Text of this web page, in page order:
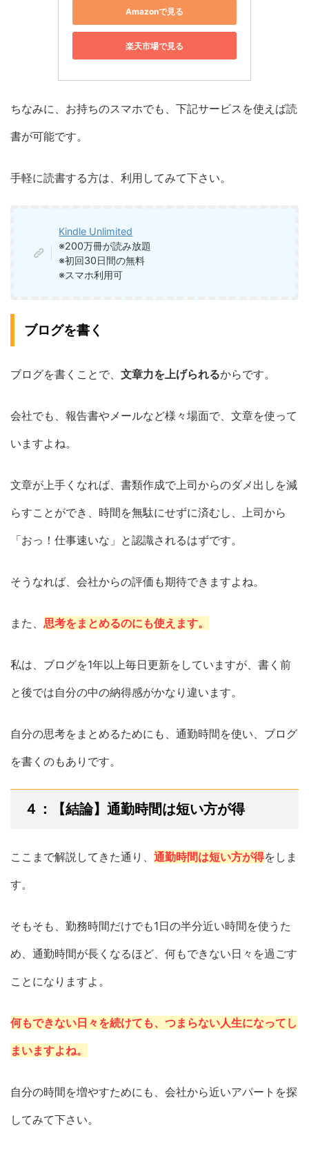
Amazonで見る
楽天市場で見る
ちなみに、お持ちのスマホでも、下記サービスを使えば読
書が可能です。
手軽に読書する方は、利用してみて下さい。
Kindle Unlimited
※200万冊が読み放題
※初回30日間の無料
※スマホ利用可
ブログを書く
ブログを書くことで、 文章力を上げられるからです。
会社でも、報告書やメールなど様々場面で、文章を使って
いますよね。
文章が上手くなれば、書類作成で上司からのダメ出しを減
らすことができ、時間を無駄にせずに済むし、上司から
「おっ！仕事速いな」と認識されるはずです。
そうなれば、会社からの評価も期待できますよね。
また、 思考をまとめるのにも使えます。
私は、ブログを1年以上毎日更新をしていますが、書く前
と後では自分の中の納得感がかなり違います。
自分の思考をまとめるためにも、通勤時間を使い、ブログ
を書くのもありです。
４：【結論】通勤時間は短い方が得
ここまで解説してきた通り、 通勤時間は短い方が得をしま
す。
そもそも、勤務時間だけでも1日の半分近い時間を使うた
め、通勤時間が長くなるほど、何もできない日々を過ごす
ことになりますよ。
何もできない日々を続けても、つまらない人生になってし
まいますよね。
自分の時間を増やすためにも、会社から近いアパートを探
してみて下さい。